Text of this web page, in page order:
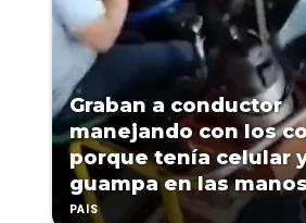
Graban a conductor
manejando con los
porque tenía celular
guampa en las manos
PAÍS